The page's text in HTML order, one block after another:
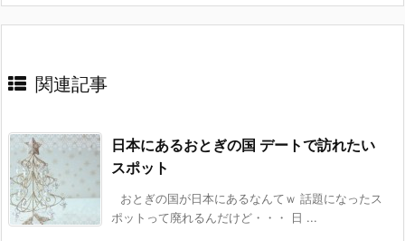
関連記事
日本にあるおとぎの国 デートで訪れたい
スポット
おとぎの国が日本にあるなんてｗ 話題になったス
ポットって廃れるんだけど・・・ 日 ...